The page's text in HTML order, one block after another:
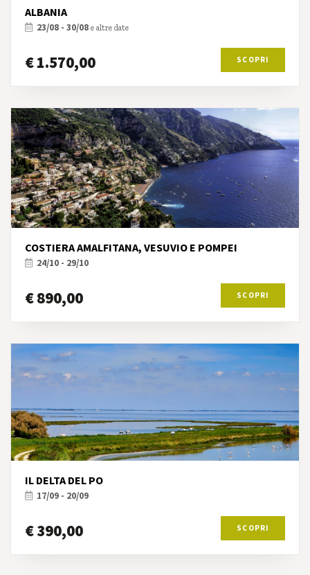
ALBANIA
23/08 - 30/08e altre date
€ 1.570,00 SCOPRI
COSTIERA AMALFITANA, VESUVIO E POMPEI
24/10 - 29/10
€ 890,00 SCOPRI
IL DELTA DEL PO
17/09 - 20/09
€ 390,00 SCOPRI